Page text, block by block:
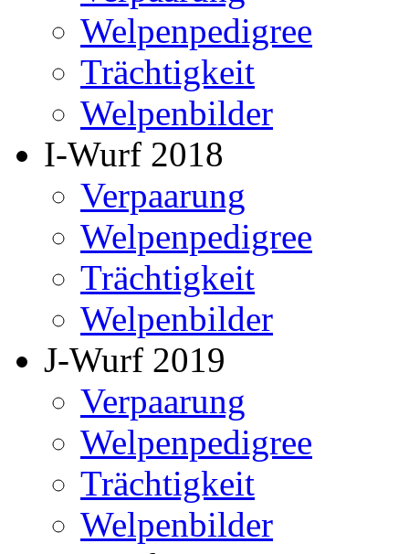
Welpenpedigree
Trächtigkeit
Welpenbilder
I-Wurf 2018
Verpaarung
Welpenpedigree
Trächtigkeit
Welpenbilder
J-Wurf 2019
Verpaarung
Welpenpedigree
Trächtigkeit
Welpenbilder